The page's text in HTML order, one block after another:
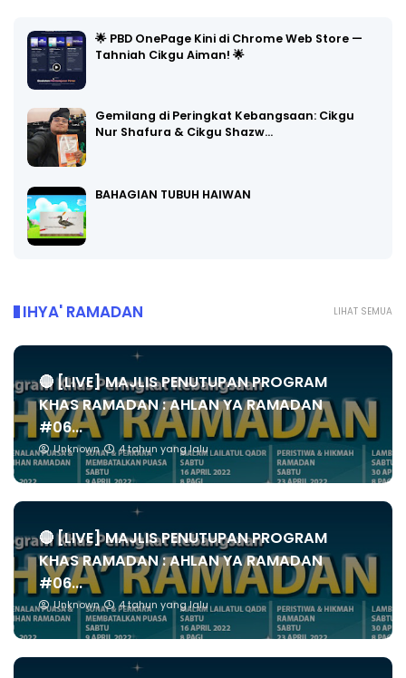
🌟 PBD OnePage Kini di Chrome Web Store —
Tahniah Cikgu Aiman! 🌟
Gemilang di Peringkat Kebangsaan: Cikgu
Nur Shafura & Cikgu Shazw…
BAHAGIAN TUBUH HAIWAN
LIHAT SEMUA
IHYA' RAMADAN
🔴 [LIVE] MAJLIS PENUTUPAN PROGRAM
KHAS RAMADAN : AHLAN YA RAMADAN
#06...
Unknown 4 tahun yang lalu
🔴 [LIVE] MAJLIS PENUTUPAN PROGRAM
KHAS RAMADAN : AHLAN YA RAMADAN
#06...
Unknown 4 tahun yang lalu